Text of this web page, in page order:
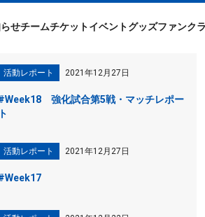
せチームチケットイベントグッズファンク
活動レポート 2021年12月27日
強化試合第5戦・マッチレポー
ト
活動レポート 2021年12月27日